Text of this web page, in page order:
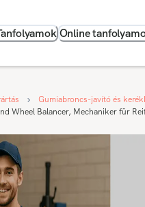
Online
Gumiabroncs-javító és
Wheel Balancer, Mechaniker für